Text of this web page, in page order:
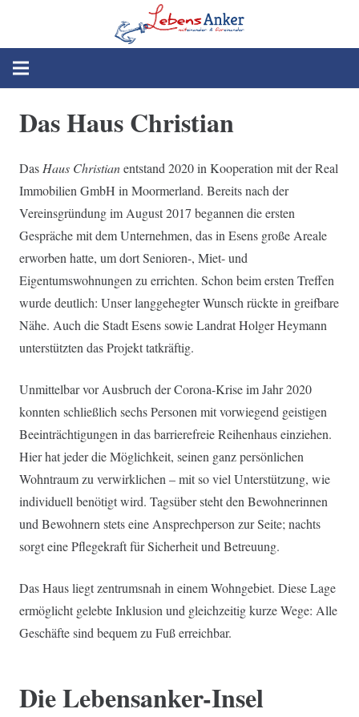
Das Haus Christian
Das Haus Christianentstand 2020 in Kooperation mit der Real
Immobilien GmbH in Moormerland. Bereits nach der
Vereinsgründung im August 2017 begannen die ersten
Gespräche mit dem Unternehmen, das in Esens große Areale
erworben hatte, um dort Senioren-, Miet- und
Eigentumswohnungen zu errichten. Schon beim ersten Treffen
wurde deutlich: Unser langgehegter Wunsch rückte in greifbare
Nähe. Auch die Stadt Esens sowie Landrat Holger Heymann
unterstützten das Projekt tatkräftig.
Unmittelbar vor Ausbruch der Corona-Krise im Jahr 2020
konnten schließlich sechs Personen mit vorwiegend geistigen
Beeinträchtigungen in das barrierefreie Reihenhaus einziehen.
Hier hat jeder die Möglichkeit, seinen ganz persönlichen
Wohntraum zu verwirklichen – mit so viel Unterstützung, wie
individuell benötigt wird. Tagsüber steht den Bewohnerinnen
und Bewohnern stets eine Ansprechperson zur Seite; nachts
sorgt eine Pflegekraft für Sicherheit und Betreuung.
Das Haus liegt zentrumsnah in einem Wohngebiet. Diese Lage
ermöglicht gelebte Inklusion und gleichzeitig kurze Wege: Alle
Geschäfte sind bequem zu Fuß erreichbar.
Die Lebensanker-Insel